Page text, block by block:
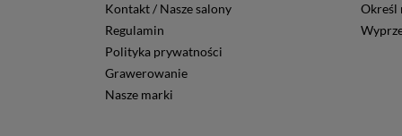
Kontakt / Nasze salony
Regulamin
Polityka prywatności
Grawerowanie
Nasze marki
Określ